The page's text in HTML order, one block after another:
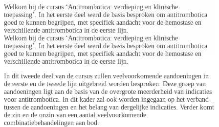
Welkom bij de cursus ‘Antitrombotica: verdieping en klinische
toepassing’. In het eerste deel werd de basis besproken om antitrombotica
goed te kunnen begrijpen, met specifiek aandacht voor de hemostase en
verschillende antitrombotica in de eerste lijn.
Welkom bij de cursus ‘Antitrombotica: verdieping en klinische
toepassing’. In het eerste deel werd de basis besproken om antitrombotica
goed te kunnen begrijpen, met specifiek aandacht voor de hemostase en
verschillende antitrombotica in de eerste lijn.
In dit tweede deel van de cursus zullen veelvoorkomende aandoeningen in
de eerste en de tweede lijn uitgebreid worden besproken. Deze groep van
aandoeningen ligt aan de basis van de overgrote meerderheid van indicaties
voor antitrombotica. In dit kader zal ook worden ingegaan op het verband
tussen de aandoeningen en het belang van dergelijke indicaties. Verder komt
de zin en de onzin van een aantal veelvoorkomende
combinatiebehandelingen aan bod.